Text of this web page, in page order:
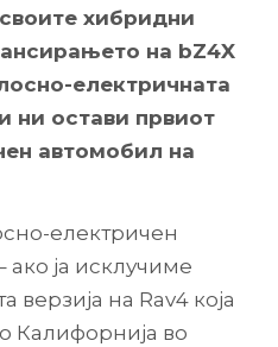
хибридни
на bZ4X
електричната
ни остави првиот
автомобил на
електричен
ја исклучиме
верзија на Rav4 која
Калифорнија во